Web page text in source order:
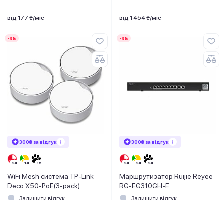
від 177 ₴/міс від 1 454 ₴/міс
-9%
300₴ за відгук
WiFi Mesh система TP-Link
Deco X50-PoE(3-pack)
Залишити відгук
-9%
300₴ за відгук
Маршрутизатор Ruijie Reyee
RG-EG310GH-E
Залишити відгук